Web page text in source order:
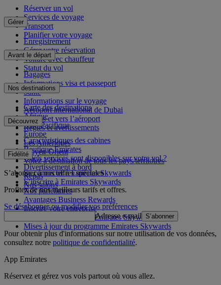
Réserver un vol
Services de voyage
Transport
Planifier votre voyage
Gérer
Enregistrement
Gérer votre réservation
Voiture avec chauffeur
Statut du vol
Avant le départ
Bagages
Informations visa et passeport
Santé
Informations sur le voyage
Aéroport international de Dubai
Depuis et vers l’aéroport
Règles et avertissements
Nos destinations
Carte des destinations
Afrique
Asie-Pacifique
Europe
Les Amériques
Moyen-Orient
Volez à destination de tous les pays/territoires
Découvrez
Caractéristiques des cabines
Boutique Emirates
Quels services sont disponibles sur votre vol ?
Divertissement à bord
Repas
Nos salons
Fidélité
Se connecter à Emirates Skywards
S’inscrire à Emirates Skywards
Nos partenaires
Avantages Business Rewards
Inscrire votre entreprise
Règles du programme Emirates Skywards
Mises à jour du programme Emirates Skywards
S’abonner à nos offres spéciales
Profitez de nos meilleurs tarifs et offres.
Se désabonner ou modifier vos préférences
Adresse e-mail S’abonner
Pour obtenir plus d'informations sur notre utilisation de vos données,
consultez notre politique de confidentialité.
App Emirates
Réservez et gérez vos vols partout où vous allez.